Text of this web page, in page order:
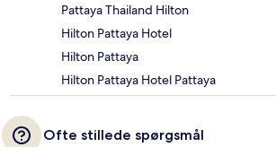
Pattaya Thailand Hilton
Hilton Pattaya Hotel
Hilton Pattaya
Hilton Pattaya Hotel Pattaya
Ofte stillede spørgsmål